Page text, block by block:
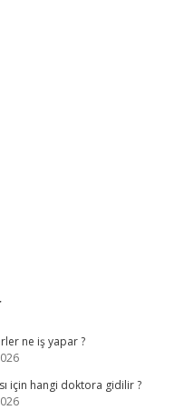
ne iş yapar ?
için hangi doktora gidilir ?